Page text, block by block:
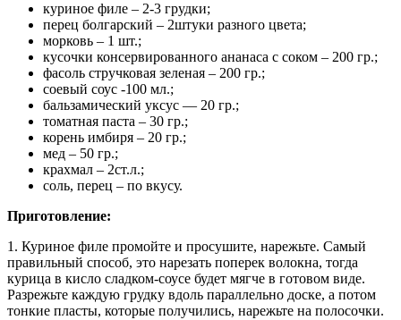
куриное филе – 2-3 грудки;
перец болгарский – 2штуки разного цвета;
морковь – 1 шт.;
кусочки консервированного ананаса с соком – 200 гр.;
фасоль стручковая зеленая – 200 гр.;
соевый соус -100 мл.;
бальзамический уксус — 20 гр.;
томатная паста – 30 гр.;
корень имбиря – 20 гр.;
мед – 50 гр.;
крахмал – 2ст.л.;
соль, перец – по вкусу.
Приготовление:
1. Куриное филе промойте и просушите, нарежьте. Самый
правильный способ, это нарезать поперек волокна, тогда
курица в кисло сладком-соусе будет мягче в готовом виде.
Разрежьте каждую грудку вдоль параллельно доске, а потом
тонкие пласты, которые получились, нарежьте на полосочки.